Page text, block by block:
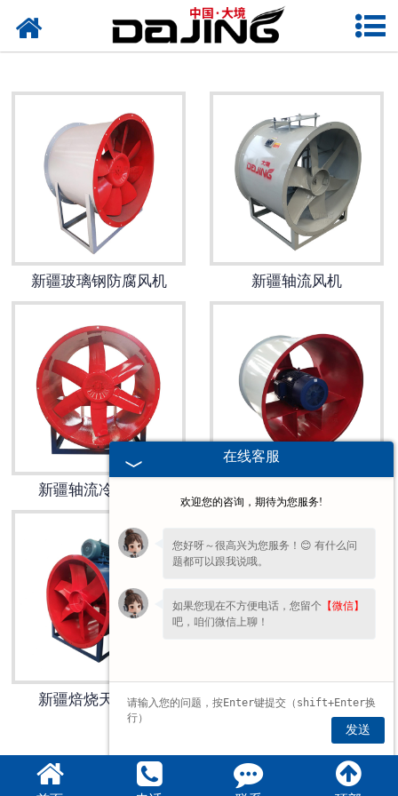
网站首页
新疆除尘风机
新疆高压风机
新疆轴流风机
新疆输送风机
新疆保温风机
新疆通风风机
新疆锅炉风机
新疆烘干风机
新疆窑炉风机
新疆造纸风机
新疆炮筒风机
新疆玻璃钢防腐风机 新疆轴流风机
新疆轴流冷却风机
新疆焙烧天车风机
在线客服
欢迎您的咨询，期待为您服务!
您好呀～很高兴为您服务！😊 有什么问
题都可以跟我说哦。
如果您现在不方便电话，您留个 【微信】
吧，咱们微信上聊！
发送